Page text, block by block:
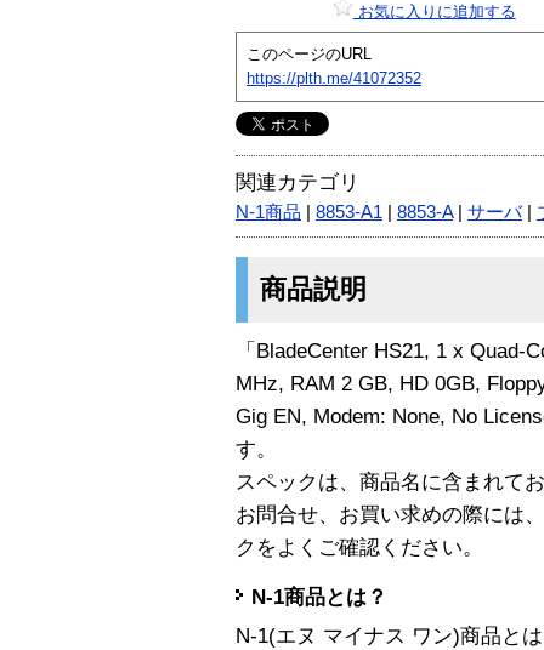
お気に入りに追加する
このページのURL
https://plth.me/41072352
関連カテゴリ
N-1商品 8853-A1 8853-A| サーバ|
商品説明
「BladeCenter HS21, 1 x Quad-
MHz, RAM 2 GB, HD 0GB,
Gig EN, Modem: None, No
す。
スペックは、商品名に含まれて
お問合せ、お買い求めの際には
クをよくご確認ください。
N-1商品とは？
N-1(エヌ マイナス ワン)商品と